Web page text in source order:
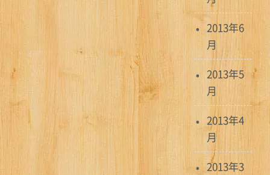
2013年6
月
2013年5
月
2013年4
月
2013年3